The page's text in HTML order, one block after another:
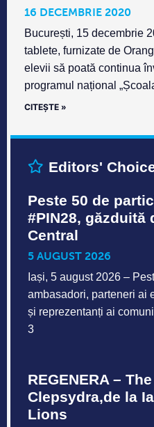
16 DECEMBRIE 2020
București, 15 decembrie
tablete, furnizate de
elevii să poată continua
programul național
CITEȘTE »
Editors'
Peste 50 de
#PIN28, găzduită
Central
5 AUGUST 2026
Iași, 5 august 2026 –
ambasadori, parteneri ai
și reprezentanți ai
3
REGENERA –
Clepsydra,de la
Lions